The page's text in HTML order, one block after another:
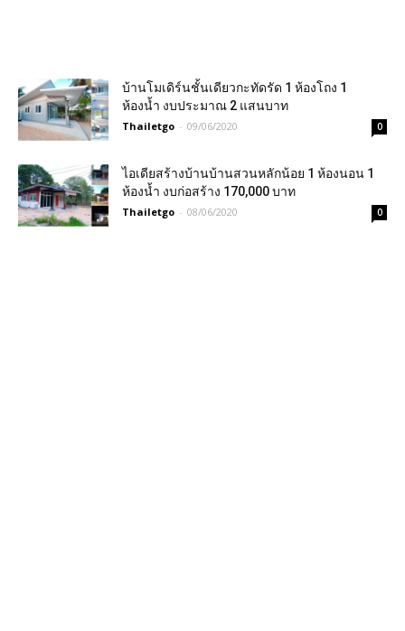
บ้านโมเดิร์นชั้นเดียวกะทัดรัด 1 ห้องโถง 1
ห้องน้ำ งบประมาณ 2 แสนบาท
Thailetgo - 09/06/2020 0
ไอเดียสร้างบ้านบ้านสวนหลักน้อย 1 ห้องนอน 1
ห้องน้ำ งบก่อสร้าง 170,000 บาท
Thailetgo - 08/06/2020 0